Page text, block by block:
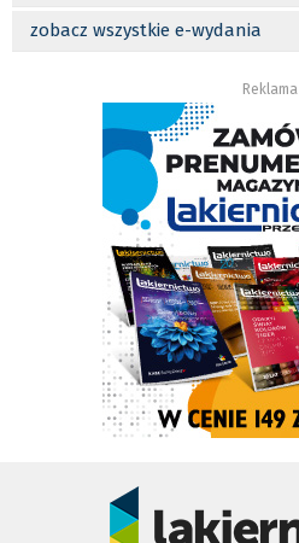
zobacz wszystkie e-wydania
Reklama